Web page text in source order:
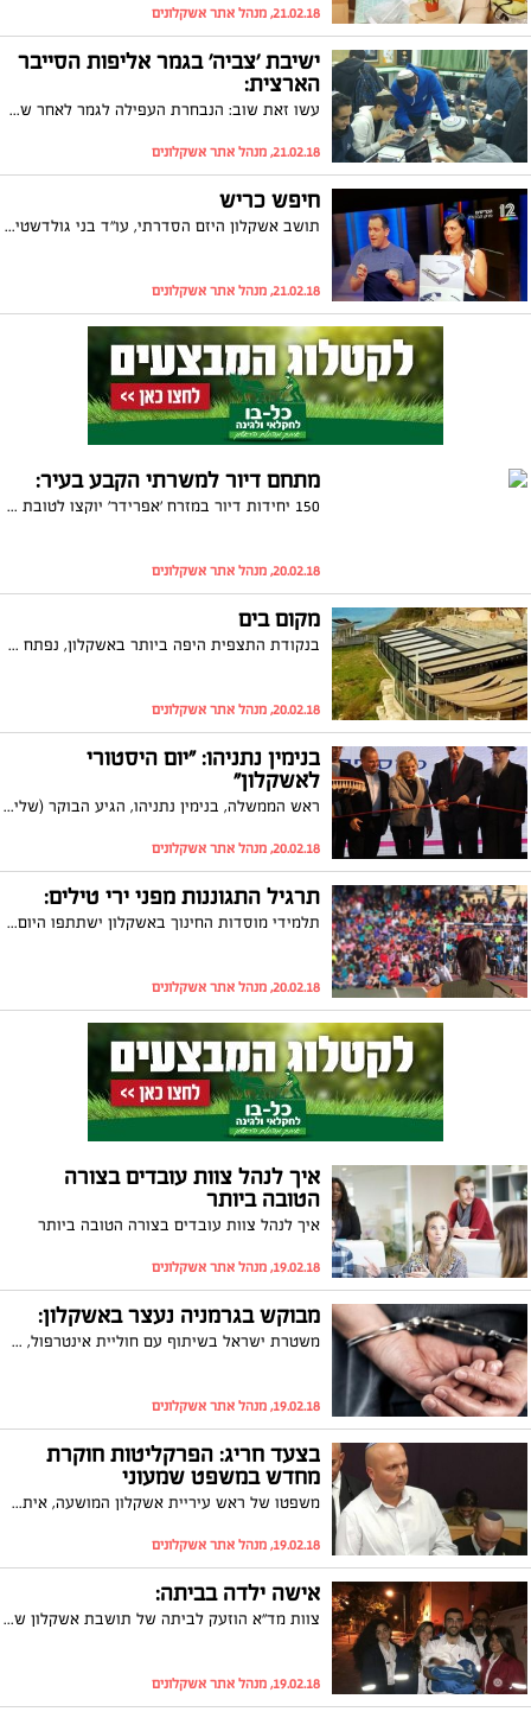
21.02.18, מנהל אתר אשקלונים
ישיבת 'צביה' בגמר אליפות הסייבר
הארצית:
עשו זאת שוב: הנבחרת העפילה לגמר לאחר שבשנה שעברה קטפה את המקום הראשון בארץ; בנוסף, שניים מתלמידי החטיבה נבחרו להיות חלק מנבחרת ישראל הצעירה במתמטיקה
21.02.18, מנהל אתר אשקלונים
חיפש כריש
תושב אשקלון היזם הסדרתי, עו"ד בני גולדשטיין, הגיע שוב לפריים טיים. הפעם הוא הציג פטנט בתכנית "הכרישים" - עדשה למשקפיים בה תוכלו לראות את מה שקורה בנייד שלכם בקלי קלות. למרבה הצער הוא לא זכה לקבל מימון לפרויקט, אבל בהחלט הרשים את ה"כרישים". מחכים כבר לפטנט הבא...
21.02.18, מנהל אתר אשקלונים
מתחם דיור למשרתי הקבע בעיר:
150 יחידות דיור במזרח 'אפרידר' יוקצו לטובת משרתי הקבע: הדירות יוקצו במסגרת תוכנית רחבה להקמת שש שכונות כאלו באזור הדרום והגליל, ועל פי התוכנית הן יימכרו בהנחות של כ-15 אחוז הנחה
20.02.18, מנהל אתר אשקלונים
מקום בים
בנקודת התצפית היפה ביותר באשקלון, נפתח בית אירועים חדש: "מקום בים" ('זיארה' לשעבר). שני היזמים, גיא ברנס ואמיר שלומי, מגיעים מעולם האירועים לעשות מהפיכה בתפישה באשקלון ומתרגשים בכל יום מהנוף
20.02.18, מנהל אתר אשקלונים
בנימין נתניהו: "יום היסטורי
לאשקלון"
ראש הממשלה, בנימין נתניהו, הגיע הבוקר (שלישי) לחנוך באופן רשמי את מבנה חדר המיון החדש והממוגן בבית החולים ברזילי באשקלון. במהלך הסיור התרשם ראש הממשלה מהמבנה החדש ואמר: "יש לכם בית חולים חדש, ממוגן, מצוין". צפו בנאום
20.02.18, מנהל אתר אשקלונים
תרגיל התגוננות מפני ירי טילים:
תלמידי מוסדות החינוך באשקלון ישתתפו היום (שלישי) בתרגיל התגוננות ארצי מפני ירי טילים. במהלך התרגיל לא תישמע אזעקה, אך התלמידים יתרגלו התנהגות בשעת חירום והליכה למרחבים המוגנים
20.02.18, מנהל אתר אשקלונים
איך לנהל צוות עובדים בצורה
הטובה ביותר
איך לנהל צוות עובדים בצורה הטובה ביותר
19.02.18, מנהל אתר אשקלונים
מבוקש בגרמניה נעצר באשקלון:
משטרת ישראל בשיתוף עם חוליית אינטרפול, עצרה הבוקר (שני) באשקלון אזרח ישראלי כבן 34 וזאת לבקשת ממשלת גרמניה, אשר עתידה להגיש בקשה להסגרתו אליה. הוא נעצר בחשד כי ביצע שוד ורצח בגרמניה
19.02.18, מנהל אתר אשקלונים
בצעד חריג: הפרקליטות חוקרת
מחדש במשפט שמעוני
משפטו של ראש עיריית אשקלון המושעה, איתמר שמעוני, נעצר עד לחודש מרץ. זאת לאחר שהפרקליטות הגישה בקשה להשלמת חקירה. עורך דינו של שמעוני, מנחם רובינשטיין: "הפרקליטות מחפשת יש מאין. היום יותר מתמיד אני אומר שהתיק קורס"
19.02.18, מנהל אתר אשקלונים
אישה ילדה בביתה:
צוות מד"א הוזעק לביתה של תושבת אשקלון שכרעה ללדת בבית. כשהצוות הגיע למקום, הוא כבר מצא את היולדת לאחר לידה ואוחזת בידה את התינוקת
19.02.18, מנהל אתר אשקלונים